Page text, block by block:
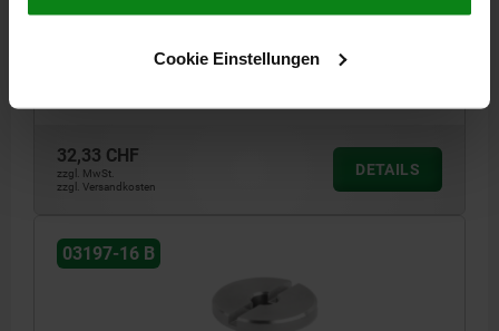
Cookie Einstellungen
FORM=B FORM-TYP=MIT GEWINDE UND BUND
H4=20,2 H5=4 M=M24 N=2,5 T=3 SW=5
32,33 CHF
zzgl. MwSt.
zzgl. Versandkosten
DETAILS
03197-16 B